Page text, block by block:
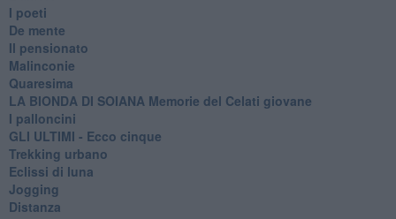
I poeti
De mente
Il pensionato
Malinconie
Quaresima
LA BIONDA DI SOIANA Memorie del Celati giovane
I palloncini
GLI ULTIMI - Ecco cinque
Trekking urbano
Eclissi di luna
Jogging
Distanza